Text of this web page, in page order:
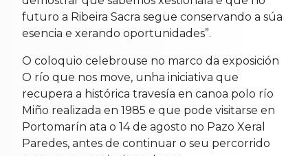
futuro a Ribeira Sacra segue conservando a súa
esencia e xerando oportunidades”.
O coloquio celebrouse no marco da exposición
O río que nos move, unha iniciativa que
recupera a histórica travesía en canoa polo río
Miño realizada en 1985 e que pode visitarse en
Portomarín ata o 14 de agosto no Pazo Xeral
Paredes, antes de continuar o seu percorrido